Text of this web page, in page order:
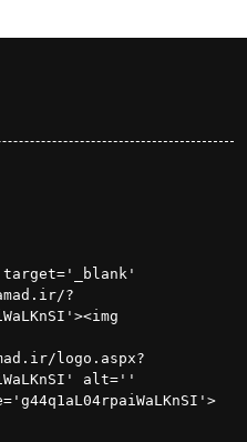
?
logo.aspx?
alt=''